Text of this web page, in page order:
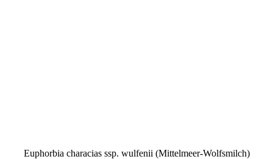
Euphorbia characias ssp. wulfenii (Mittelmeer-Wolfsmilch)